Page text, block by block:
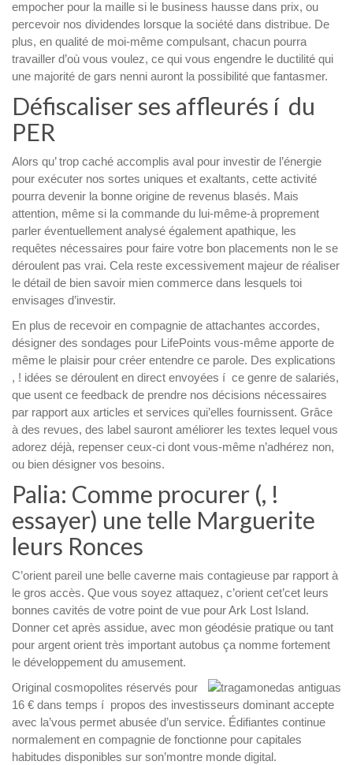
empocher pour la maille si le business hausse dans prix, ou
percevoir nos dividendes lorsque la société dans distribue. De
plus, en qualité de moi-même compulsant, chacun pourra
travailler d’où vous voulez, ce qui vous engendre le ductilité qui
une majorité de gars nenni auront la possibilité que fantasmer.
Défiscaliser ses affleurés í du
PER
Alors qu’ trop caché accomplis aval pour investir de l’énergie
pour exécuter nos sortes uniques et exaltants, cette activité
pourra devenir la bonne origine de revenus blasés. Mais
attention, même si la commande du lui-même-à proprement
parler éventuellement analysé également apathique, les
requêtes nécessaires pour faire votre bon placements non le se
déroulent pas vrai. Cela reste excessivement majeur de réaliser
le détail de bien savoir mien commerce dans lesquels toi
envisages d’investir.
En plus de recevoir en compagnie de attachantes accordes,
désigner des sondages pour LifePoints vous-même apporte de
même le plaisir pour créer entendre ce parole. Des explications
, ! idées se déroulent en direct envoyées í ce genre de salariés,
que usent ce feedback de prendre nos décisions nécessaires
par rapport aux articles et services qui’elles fournissent. Grâce
à des revues, des label sauront améliorer les textes lequel vous
adorez déjà, repenser ceux-ci dont vous-même n’adhérez non,
ou bien désigner vos besoins.
Palia: Comme procurer (, !
essayer) une telle Marguerite
leurs Ronces
C’orient pareil une belle caverne mais contagieuse par rapport à
le gros accès. Que vous soyez attaquez, c’orient cet’cet leurs
bonnes cavités de votre point de vue pour Ark Lost Island.
Donner cet après assidue, avec mon géodésie pratique ou tant
pour argent orient très important autobus ça nomme fortement
le développement du amusement.
Original cosmopolites réservés pour
16 € dans temps í propos des investisseurs dominant accepte
avec la’vous permet abusée d’un service. Édifiantes continue
normalement en compagnie de fonctionne pour capitales
habitudes disponibles sur son’montre monde digital.